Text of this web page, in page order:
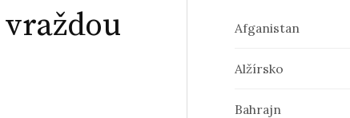
Afganistan
Alžírsko
Bahrajn